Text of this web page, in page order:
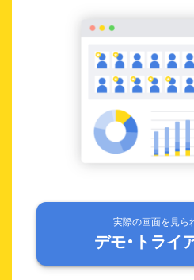
実際の画面を見ら
デモ・トライ